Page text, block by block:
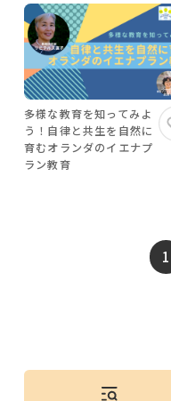
多様な教育を知ってみよ
う！自律と共生を自然に
育むオランダのイエナプ
ラン教育
1